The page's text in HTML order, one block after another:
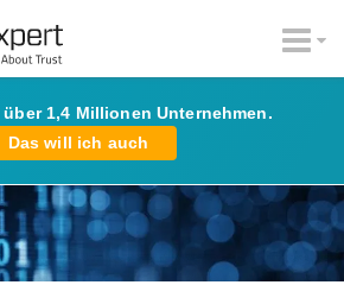
1,4 Millionen Unternehmen.
Das will ich auch